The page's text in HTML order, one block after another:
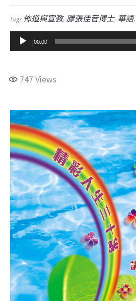
tags 佈道與宣教,滕張佳音博士, 華語,
訊
器
00:00
747 Views